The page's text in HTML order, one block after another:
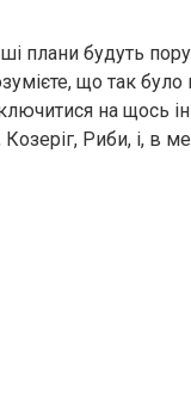
плани будуть
що так
на щось
Риби, і, в